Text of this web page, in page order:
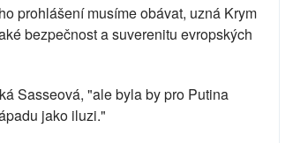
prohlášení musíme obávat, uzná Krym
bezpečnost a suverenitu evropských
Sasseová, "ale byla by pro Putina
jako iluzi."